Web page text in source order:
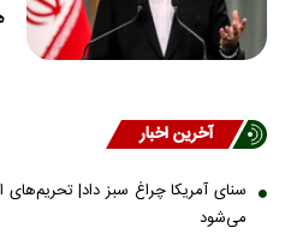
آخرین اخبار
سنای آمریکا چراغ سبز داد|
می‌شود